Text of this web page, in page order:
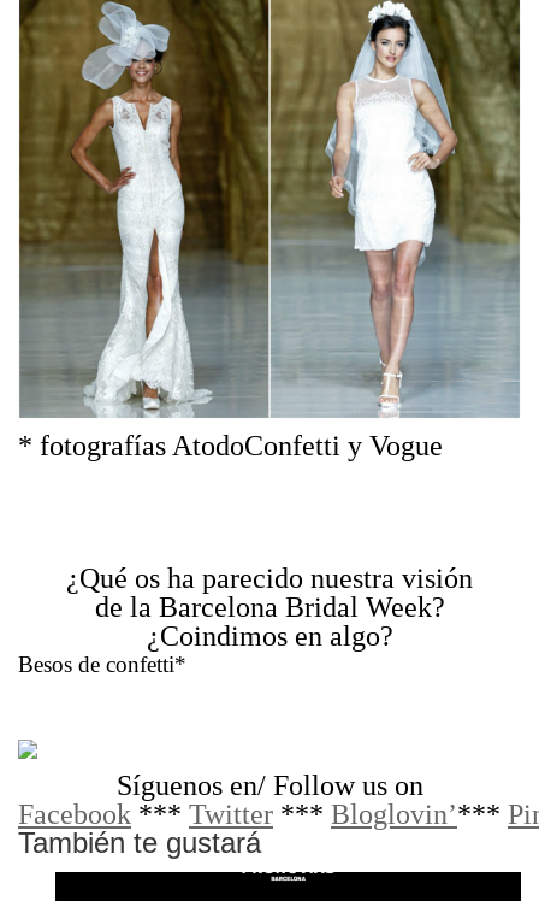
* fotografías AtodoConfetti y Vogue
¿Qué os ha parecido nuestra visión
de la Barcelona Bridal Week?
¿Coindimos en algo?
Besos de confetti*
Síguenos en/ Follow us on
Facebook *** Twitter *** Bloglovin’***
También te gustará